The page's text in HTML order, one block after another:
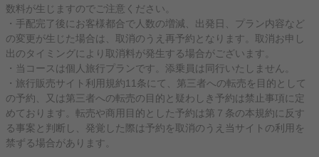
数料が生じますのでご注意ください。
・手配完了後にお客様都合で人数の増減、出発日、プラン内容など
の変更が生じた場合は、取消のうえ再予約となります。取消お申し
出のタイミングにより取消料が発生する場合がございます。
・当コースは個人旅行プランです。添乗員は同行いたしません。
・旅行販売サイト利用規約11条にて、第三者への転売を目的として
の予約、又は第三者への転売の目的と疑わしき予約は禁止事項に定
めております。転売や商用目的とした予約は第７条の本規約に反す
る事案と判断し、発覚した際は予約を取消のうえ当サイトの利用を
禁ずる場合があります。